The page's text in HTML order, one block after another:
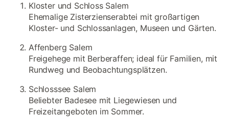
Kloster und Schloss Salem
Ehemalige Zisterzienserabtei mit großartigen
Kloster- und Schlossanlagen, Museen und Gärten.
Affenberg Salem
Freigehege mit Berberaffen; ideal für Familien, mit
Rundweg und Beobachtungsplätzen.
Schlosssee Salem
Beliebter Badesee mit Liegewiesen und
Freizeitangeboten im Sommer.